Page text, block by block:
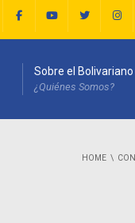
Sobre el Bolivariano
¿Quiénes Somos?
HOME